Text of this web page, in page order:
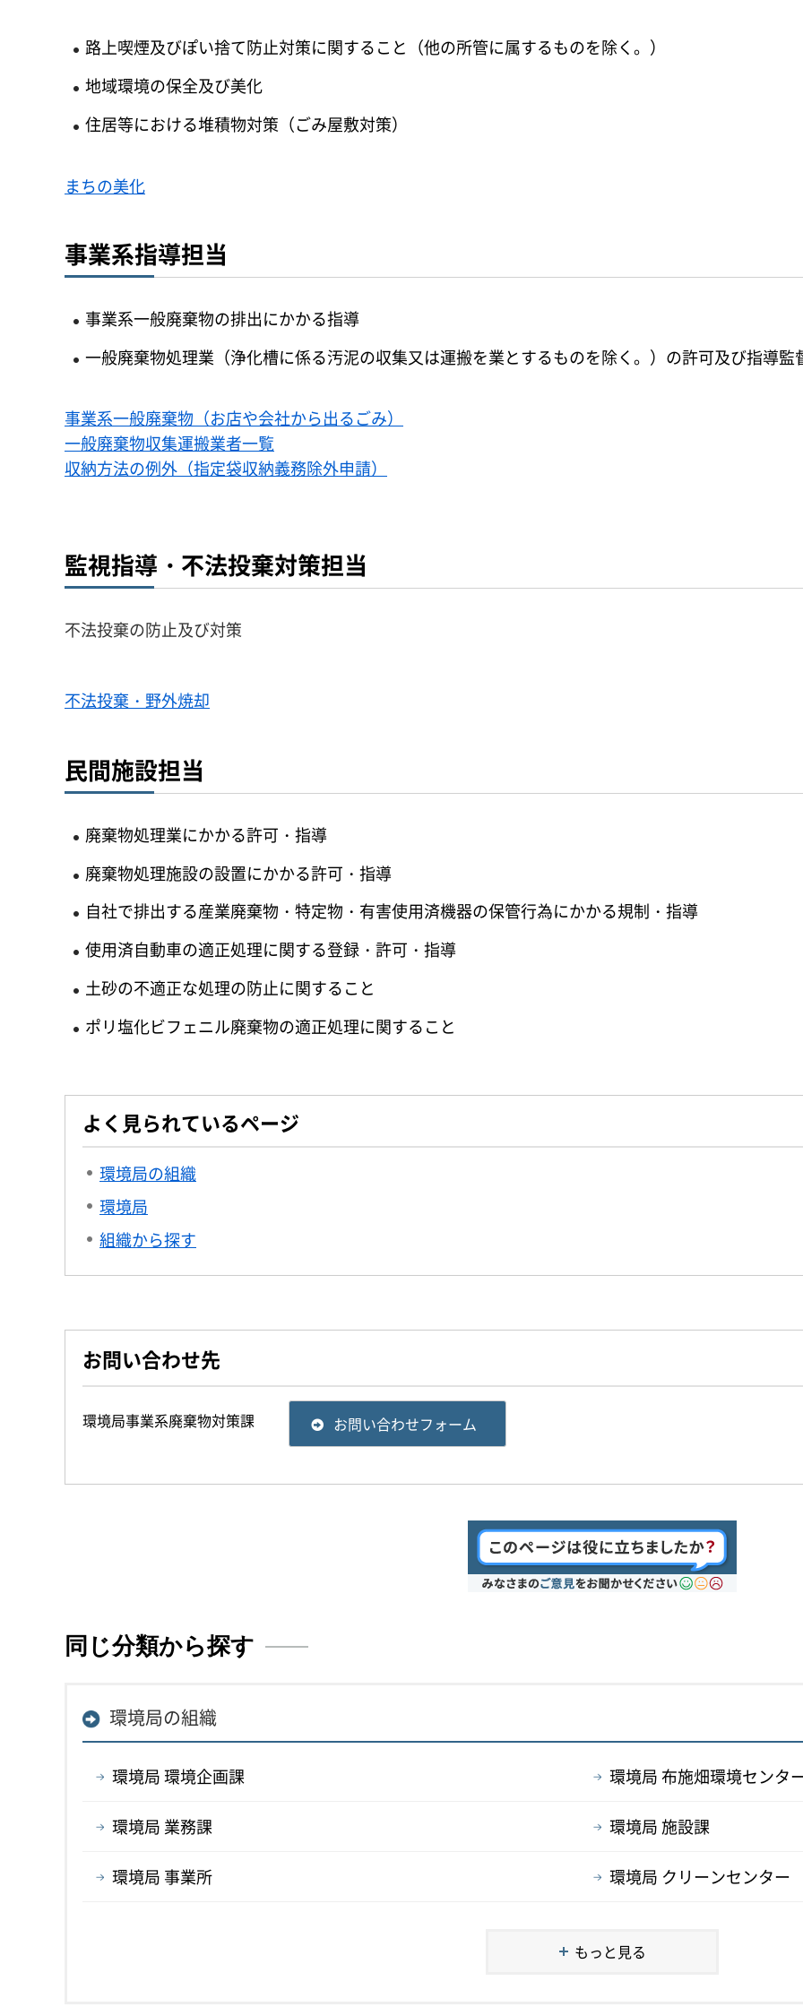
路上喫煙及びぽい捨て防止対策に関すること（他の所管に属するものを除く。）
地域環境の保全及び美化
住居等における堆積物対策（ごみ屋敷対策）
まちの美化
事業系指導担当
事業系一般廃棄物の排出にかかる指導
一般廃棄物処理業（浄化槽に係る汚泥の収集又は運搬を業とするものを除く。）の許可及び指導監
事業系一般廃棄物（お店や会社から出るごみ）
一般廃棄物収集運搬業者一覧
収納方法の例外（指定袋収納義務除外申請）
監視指導・不法投棄対策担当
不法投棄の防止及び対策
不法投棄・野外焼却
民間施設担当
廃棄物処理業にかかる許可・指導
廃棄物処理施設の設置にかかる許可・指導
自社で排出する産業廃棄物・特定物・有害使用済機器の保管行為にかかる規制・指導
使用済自動車の適正処理に関する登録・許可・指導
土砂の不適正な処理の防止に関すること
ポリ塩化ビフェニル廃棄物の適正処理に関すること
よく見られているページ
環境局の組織
環境局
組織から探す
お問い合わせ先
環境局事業系廃棄物対策課 お問い合わせフォーム
同じ分類から探す
環境局の組織
環境局 環境企画課 環境局 布施畑環境センタ
環境局 業務課 環境局 施設課
環境局 事業所 環境局 クリーンセンター
もっと見る